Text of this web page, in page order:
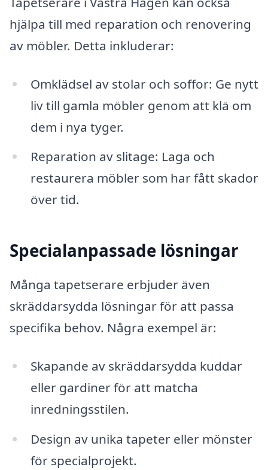
hjälpa till med reparation och renovering
av möbler. Detta inkluderar:
Omklädsel av stolar och soffor: Ge nytt
liv till gamla möbler genom att klä om
dem i nya tyger.
Reparation av slitage: Laga och
restaurera möbler som har fått skador
över tid.
Specialanpassade lösningar
Många tapetserare erbjuder även
skräddarsydda lösningar för att passa
specifika behov. Några exempel är:
Skapande av skräddarsydda kuddar
eller gardiner för att matcha
inredningsstilen.
Design av unika tapeter eller mönster
för specialprojekt.